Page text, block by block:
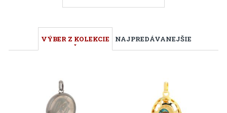
VÝBER Z KOLEKCIE NAJPREDÁVANEJŠIE